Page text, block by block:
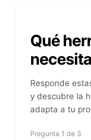
Qué
Responde
y descubre la
adapta a tu
Pregunta 1 de 3